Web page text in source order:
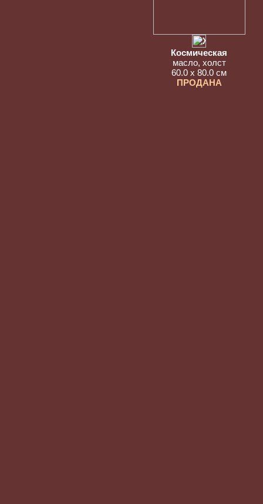
Космическая
масло, холст
60.0 x 80.0 см
ПРОДАНА